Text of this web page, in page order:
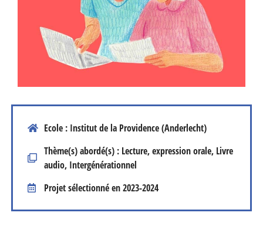
Ecole : Institut de la Providence (Anderlecht)
Thème(s) abordé(s) : Lecture, expression orale, Livre
audio, Intergénérationnel
Projet sélectionné en2023-2024